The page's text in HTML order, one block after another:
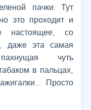
пачки. Тут
это проходит и
настоящее, со
даже эта самая
чуть
в пальцах,
Просто